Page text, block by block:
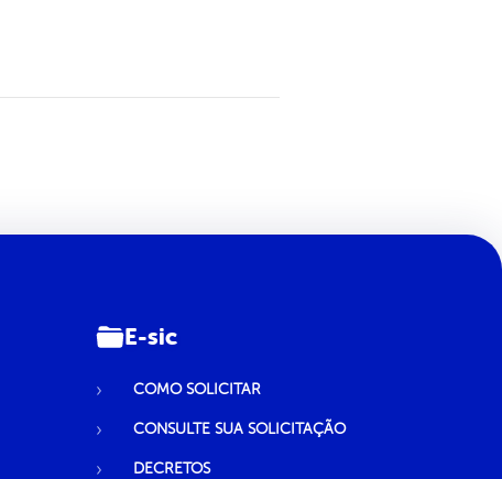
E-sic
COMO SOLICITAR
CONSULTE SUA SOLICITAÇÃO
DECRETOS